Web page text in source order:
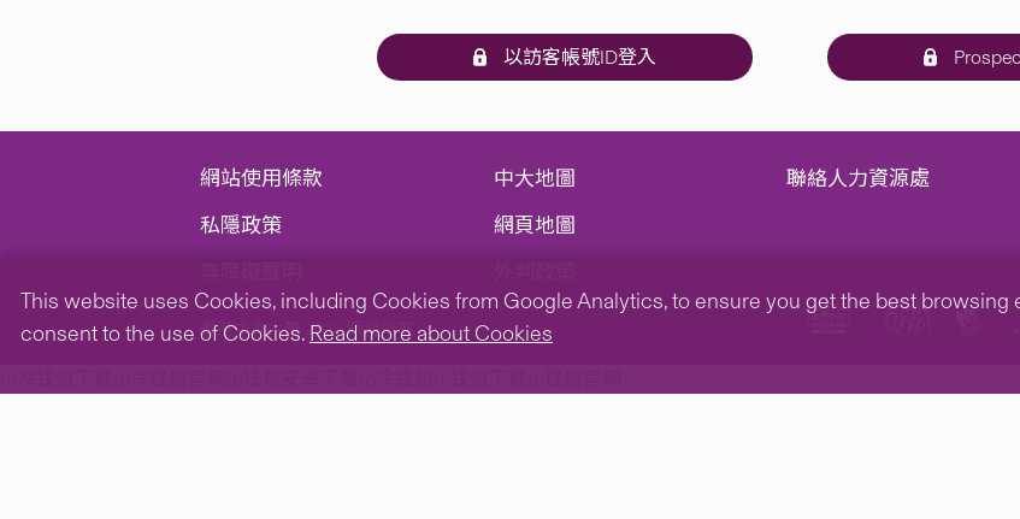
以訪客帳號ID登入
網站使用條款
私隱政策
中大地圖
網頁地圖
聯絡人力資源處
香港中文大學 2026 版權所有
This website uses Cookies, including Cookies from Google Analytics, to ensure you get the best browsing
consent to the use of Cookies. Read more about Cookies